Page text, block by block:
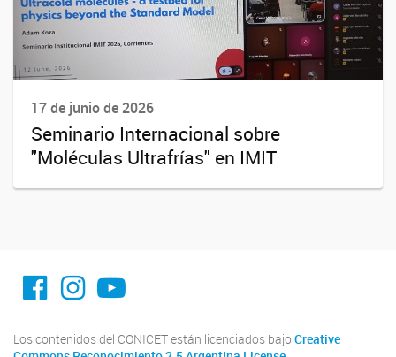
17 de junio de 2026
Seminario Internacional sobre
"Moléculas Ultrafrías" en IMIT
facebook imit.conicet
imit.conicet
Youtube
Los contenidos del CONICET están licenciados bajo Creative